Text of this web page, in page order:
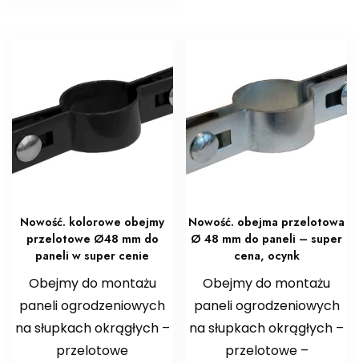
Nowość. kolorowe obejmy
przelotowe Ø48 mm do
paneli w super cenie
Obejmy do montażu
paneli ogrodzeniowych
na słupkach okrągłych –
przelotowe
Nowość. obejma przelotowa
Ø 48 mm do paneli – super
cena, ocynk
Obejmy do montażu
paneli ogrodzeniowych
na słupkach okrągłych –
przelotowe –